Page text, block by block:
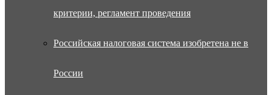
критерии, регламент проведения
Российская налоговая система изобретена не в
России